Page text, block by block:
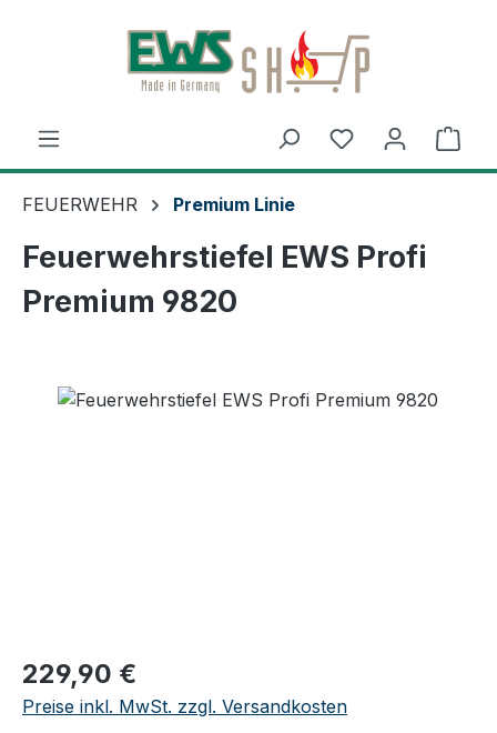
Zum Hauptinhalt springen
FEUERWEHR Premium Linie
Feuerwehrstiefel EWS Profi
Premium 9820
Regulärer Preis:
229,90 €
Preise inkl. MwSt. zzgl. Versandkosten